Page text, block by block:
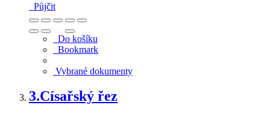
Půjčit
Do košíku
Bookmark
Vybrané dokumenty
3.Císařský řez